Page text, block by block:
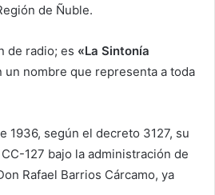
de Ñuble.
de radio; es «La Sintonía
un nombre que representa a toda
1936, según el decreto 3127, su
127 bajo la administración de
Rafael Barrios Cárcamo, ya